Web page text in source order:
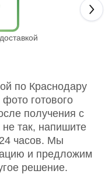
по Краснодару
готового
получения с
не так, напишите
часов. Мы
и предложим
решение.